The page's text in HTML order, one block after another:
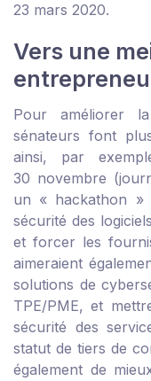
23 mars 2020.
Vers une
Pour améliorer
sénateurs font
ainsi, par
30 novembre
un « hackathon »
sécurité des
et forcer les
aimeraient
solutions de
TPE/PME, et
sécurité des
statut de tiers de
également de